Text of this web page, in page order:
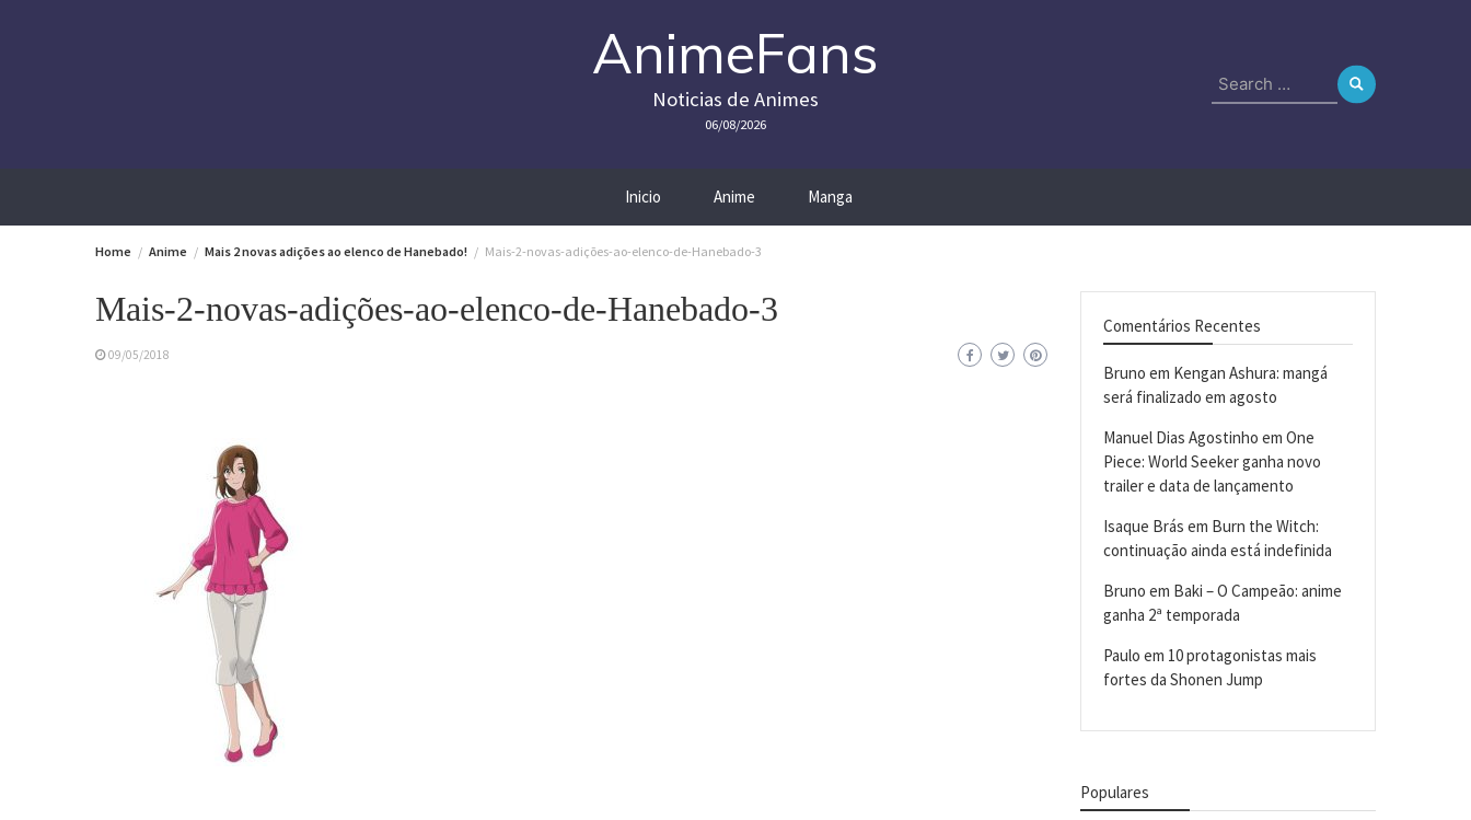
AnimeFans
Noticias de Animes
06/08/2026
Search
for:
Inicio Anime Manga
Home Anime Mais 2 novas adições ao elenco de Hanebado! Mais-2-novas-adições-ao-elenco-de-Hanebado-3
Mais-2-novas-adições-ao-elenco-de-Hanebado-3
09/05/2018
Comentários Recentes
Bruno em Kengan Ashura: mangá
será finalizado em agosto
Manuel Dias Agostinho em One
Piece: World Seeker ganha novo
trailer e data de lançamento
Isaque Brás em Burn the Witch:
continuação ainda está indefinida
Bruno em Baki – O Campeão: anime
ganha 2ª temporada
Paulo em 10 protagonistas mais
fortes da Shonen Jump
Populares